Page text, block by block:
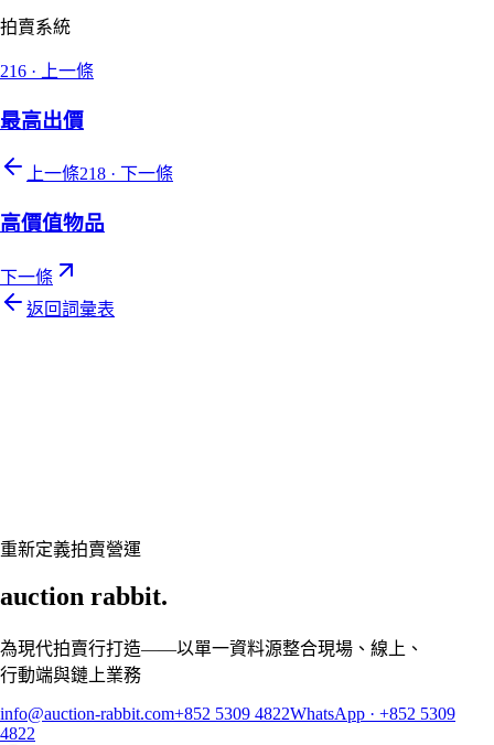
拍賣系統
216 · 上一條
最高出價
上一條218 · 下一條
高價值物品
下一條
返回詞彙表
重新定義拍賣營運
auction rabbit.
為現代拍賣行打造——以單一資料源整合現場、線上、
行動端與鏈上業務
info@auction-rabbit.com+852 5309 4822WhatsApp · +852 5309
4822